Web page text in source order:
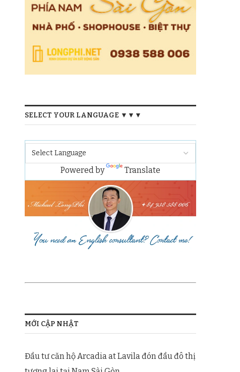
SELECT YOUR LANGUAGE ▼▼▼
Powered by Translate
MỚI CẬP NHẬT
Đầu tư căn hộ Arcadia at Lavila đón đầu đô thị